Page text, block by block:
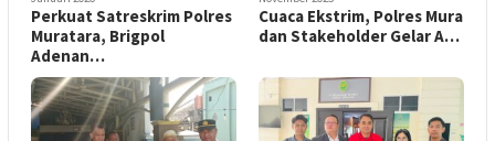
Perkuat Satreskrim Polres
Muratara, Brigpol
Adenan…
Cuaca Ekstrim, Polres Mura
dan Stakeholder Gelar A…